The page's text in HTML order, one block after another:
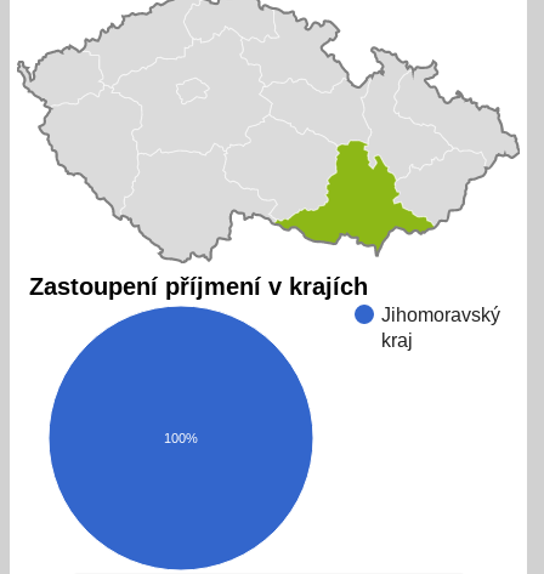
Zastoupení příjmení v krajích
Jihomoravský
kraj
100%